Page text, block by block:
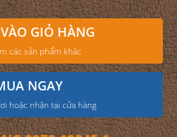
GIỎ HÀNG
các sản phẩm khác
NGAY
hoặc nhận tại cửa hàng